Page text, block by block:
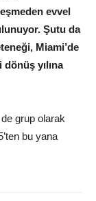
evvel
Şutu da
Miami’de
yılına
grup olarak
bu yana